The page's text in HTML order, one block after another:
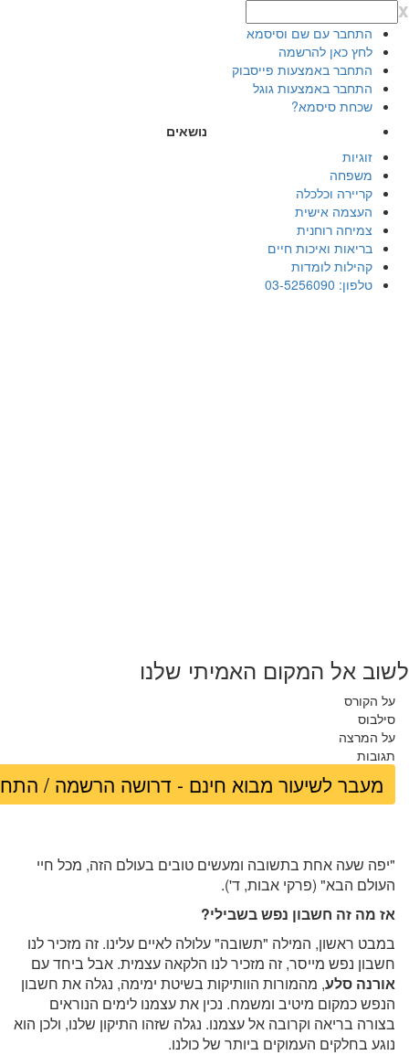
x
התחבר עם שם וסיסמא
לחץ כאן להרשמה
התחבר באמצעות פייסבוק
התחבר באמצעות גוגל
שכחת סיסמא?
נושאים
זוגיות
משפחה
קריירה וכלכלה
העצמה אישית
צמיחה רוחנית
בריאות ואיכות חיים
קהילות לומדות
טלפון: 03-5256090
לשוב אל המקום האמיתי שלנו
על הקורס
סילבוס
על המרצה
תגובות
מעבר לשיעור מבוא חינם - דרושה הרשמה /
"יפה שעה אחת בתשובה ומעשים טובים בעולם הזה, מכל חיי
העולם הבא" (פרקי אבות, ד').
אז מה זה חשבון נפש בשבילי?
במבט ראשון, המילה "תשובה" עלולה לאיים עלינו. זה מזכיר לנו
חשבון נפש מייסר, זה מזכיר לנו הלקאה עצמית. אבל ביחד עם
אורנה סלע, מהמורות הוותיקות בשיטת ימימה, נגלה את חשבון
הנפש כמקום מיטיב ומשמח. נכין את עצמנו לימים הנוראים
בצורה בריאה וקרובה אל עצמנו. נגלה שזהו התיקון שלנו, ולכן הוא
נוגע בחלקים העמוקים ביותר של כולנו.